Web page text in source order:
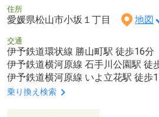
住所
愛媛県松山市小坂１丁目 地図
交通
伊予鉄道環状線 勝山町駅 徒歩16分
伊予鉄道横河原線 石手川公園駅 徒
伊予鉄道横河原線 いよ立花駅 徒歩
乗り換え検索